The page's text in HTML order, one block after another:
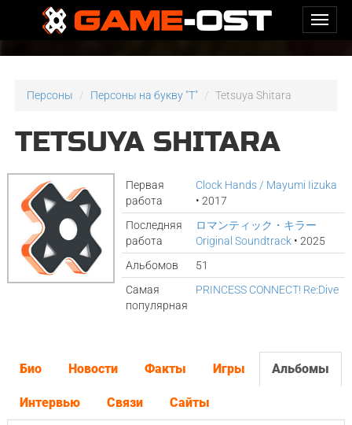
Персоны Персоны на букву "T" Tetsuya Shitara
TETSUYA SHITARA
Первая
работа
Clock Hands / Mayumi Iizuka
• 2017
Последняя
работа
ロマンティック・キラー
Original Soundtrack • 2025
Альбомов
51
Самая
популярная
PRINCESS CONNECT! Re:Dive
Био Новости Факты Игры Альбомы
Интервью Связи Сайты